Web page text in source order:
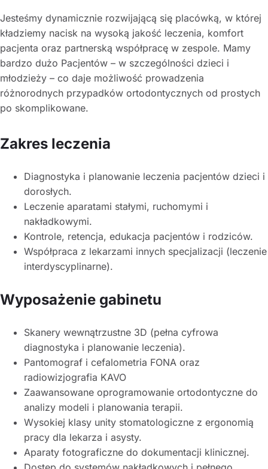
Jesteśmy dynamicznie rozwijającą się placówką, w której
kładziemy nacisk na wysoką jakość leczenia, komfort
pacjenta oraz partnerską współpracę w zespole. Mamy
bardzo dużo Pacjentów – w szczególności dzieci i
młodzieży – co daje możliwość prowadzenia
różnorodnych przypadków ortodontycznych od prostych
po skomplikowane.
Zakres leczenia
Diagnostyka i planowanie leczenia pacjentów dzieci i
dorosłych.
Leczenie aparatami stałymi, ruchomymi i
nakładkowymi.
Kontrole, retencja, edukacja pacjentów i rodziców.
Współpraca z lekarzami innych specjalizacji (leczenie
interdyscyplinarne).
Wyposażenie gabinetu
Skanery wewnątrzustne 3D (pełna cyfrowa
diagnostyka i planowanie leczenia).
Pantomograf i cefalometria FONA oraz
radiowizjografia KAVO
Zaawansowane oprogramowanie ortodontyczne do
analizy modeli i planowania terapii.
Wysokiej klasy unity stomatologiczne z ergonomią
pracy dla lekarza i asysty.
Aparaty fotograficzne do dokumentacji klinicznej.